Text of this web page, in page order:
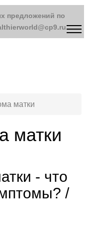
матки
матки
- что
/
предложений по